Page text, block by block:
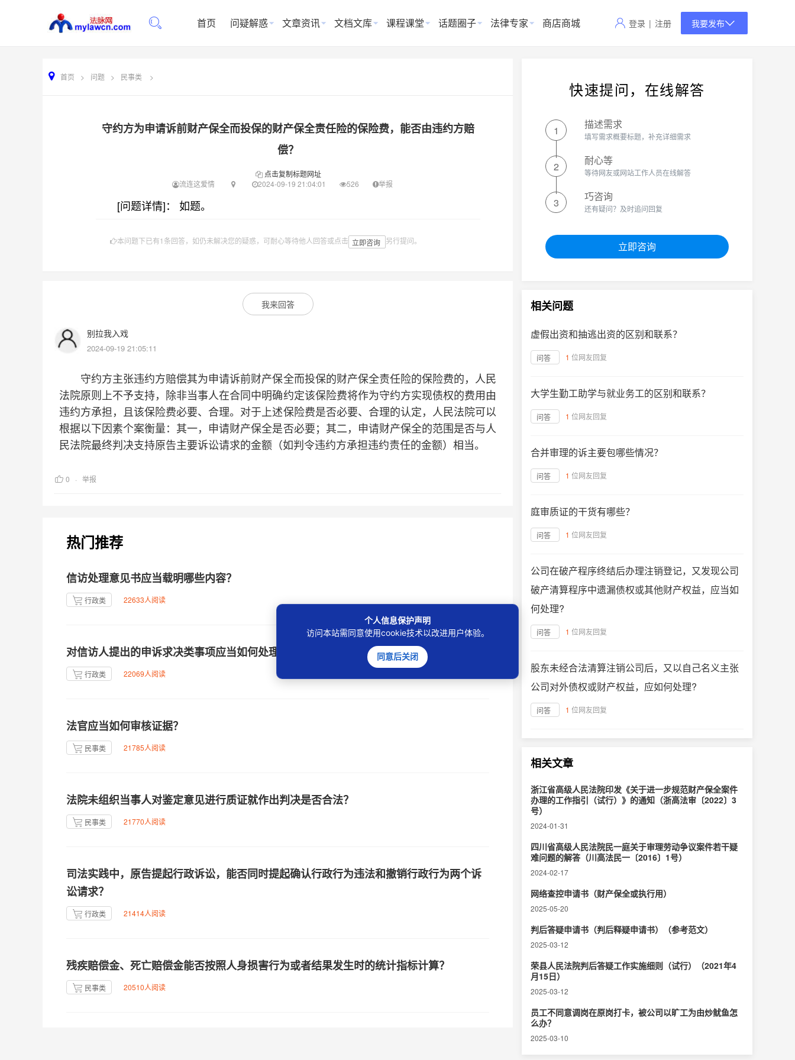
首页 问疑解惑 文章资讯 文档文库 课程课堂 话题圈子 法律专家 商店商城 登录 | 注册 我要发布
首页 > 问题 > 民事类 >
守约方为申请诉前财产保全而投保的财产保全责任险的保险费，能否由违约方赔
偿？
点击复制标题网址
流连这爱情
2024-09-19 21:04:01 526 举报
[问题详情]： 如题。
本问题下已有1条回答，如仍未解决您的疑惑，可耐心等待他人回答或点击 立即咨询 另行提问。
我来回答
别拉我入戏
2024-09-19 21:05:11
守约方主张违约方赔偿其为申请诉前财产保全而投保的财产保全责任险的保险费的，人民
法院原则上不予支持，除非当事人在合同中明确约定该保险费将作为守约方实现债权的费用由
违约方承担，且该保险费必要、合理。对于上述保险费是否必要、合理的认定，人民法院可以
根据以下因素个案衡量：其一，申请财产保全是否必要；其二，申请财产保全的范围是否与人
民法院最终判决支持原告主要诉讼请求的金额（如判令违约方承担违约责任的金额）相当。
0 举报
热门推荐
信访处理意见书应当载明哪些内容？
行政类 22633人阅读
对信访人提出的申诉求决类事项应当如何处理？
行政类 22069人阅读
法官应当如何审核证据？
民事类 21785人阅读
法院未组织当事人对鉴定意见进行质证就作出判决是否合法？
民事类 21770人阅读
司法实践中，原告提起行政诉讼，能否同时提起确认行政行为违法和撤销行政行为两个诉
讼请求？
行政类 21414人阅读
残疾赔偿金、死亡赔偿金能否按照人身损害行为或者结果发生时的统计指标计算？
民事类 20510人阅读
快速提问，在线解答
1 描述需求
填写需求概要标题，补充详细需求
2 耐心等
等待网友或网站工作人员在线解答
3 巧咨询
还有疑问？及时追问回复
立即咨询
相关问题
虚假出资和抽逃出资的区别和联系？
问答 1 位网友回复
大学生勤工助学与就业务工的区别和联系？
问答 1 位网友回复
合并审理的诉主要包哪些情况？
问答 1 位网友回复
庭审质证的干货有哪些？
问答 1 位网友回复
公司在破产程序终结后办理注销登记，又发现公司
破产清算程序中遗漏债权或其他财产权益，应当如
何处理?
问答 1 位网友回复
股东未经合法清算注销公司后，又以自己名义主张
公司对外债权或财产权益，应如何处理?
问答 1 位网友回复
相关文章
浙江省高级人民法院印发《关于进一步规范财产保全案件
办理的工作指引（试行）》的通知（浙高法审〔2022〕3
号）
2024-01-31
四川省高级人民法院民一庭关于审理劳动争议案件若干疑
难问题的解答（川高法民一〔2016〕1号）
2024-02-17
网络查控申请书（财产保全或执行用）
2025-05-20
判后答疑申请书（判后释疑申请书）（参考范文）
2025-03-12
荣县人民法院判后答疑工作实施细则（试行）（2021年4
月15日）
2025-03-12
员工不同意调岗在原岗打卡，被公司以旷工为由炒鱿鱼怎
么办？
2025-03-10
个人信息保护声明
访问本站需同意使用cookie技术以改进用户体验。
同意后关闭